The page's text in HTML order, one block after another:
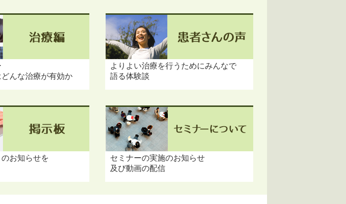
んな治療が有効か
よりよい治療を行うためにみんなで
語る体験談
お知らせを
セミナーの実施のお知らせ
及び動画の配信